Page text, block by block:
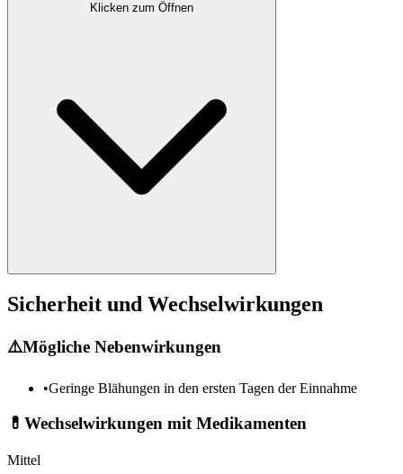
Klicken zum Öffnen
Sicherheit und Wechselwirkungen
⚠️Mögliche Nebenwirkungen
•Geringe Blähungen in den ersten Tagen der Einnahme
💊 Wechselwirkungen mit Medikamenten
Mittel